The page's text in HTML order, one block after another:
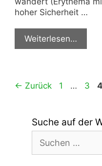
hoher Sicherheit …
Weiterlesen…
← Zurück Seite
1 … Seite
3 4
Suche auf der
nach: